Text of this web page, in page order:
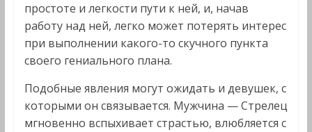
простоте и легкости пути к ней, и, начав
работу над ней, легко может потерять интерес
при выполнении какого-то скучного пункта
своего гениального плана.
Подобные явления могут ожидать и девушек, с
которыми он связывается. Мужчина — Стрелец
мгновенно вспыхивает страстью, влюбляется с